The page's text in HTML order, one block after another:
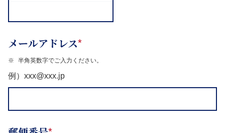
メールアドレス*
※ 半角英数字でご入力ください。
例）xxx@xxx.jp